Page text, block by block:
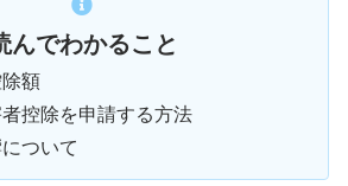
んでわかること
除額
者控除を申請する方法
ついて